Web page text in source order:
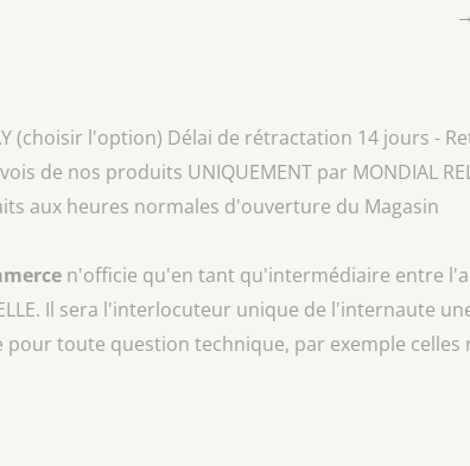
(choisir l'option) Délai de rétractation 14 jours -
de nos produits UNIQUEMENT par MONDIAL
aux heures normales d'ouverture du Magasin
n'officie qu'en tant qu'intermédiaire entre
. Il sera l'interlocuteur unique de l'internaute
toute question technique, par exemple celles